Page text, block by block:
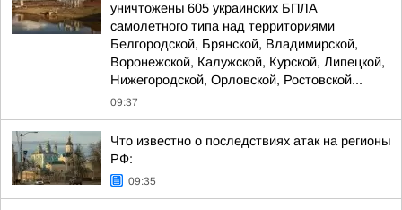
уничтожены 605 украинских БПЛА
самолетного типа над территориями
Белгородской, Брянской, Владимирской,
Воронежской, Калужской, Курской, Липецкой,
Нижегородской, Орловской, Ростовской...
09:37
Что известно о последствиях атак на регионы
РФ:
09:35